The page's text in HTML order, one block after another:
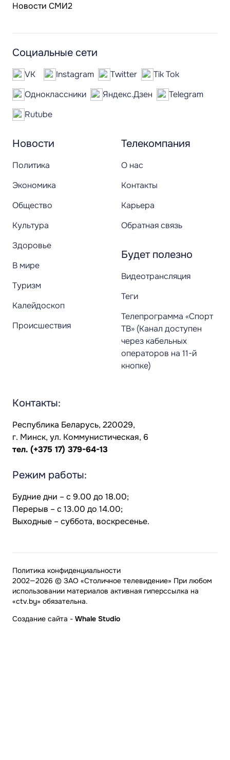
Новости СМИ2
Новости
Политика
Экономика
Общество
Культура
Здоровье
В мире
Туризм
Калейдоскоп
Происшествия
Телекомпания
О нас
Контакты
Карьера
Обратная связь
Будет полезно
Видеотрансляция
Теги
Телепрограмма «Спорт
ТВ» (Канал доступен
через кабельных
операторов на 11-й
кнопке)
Социальные сети
VK Instagram Twitter
Tik Tok
Одноклассники
Яндекс.Дзен
Telegram
Rutube
Контакты:
Республика Беларусь, 220029,
г. Минск, ул. Коммунистическая, 6
тел. (+375 17) 379-64-13
Режим работы:
Будние дни – с 9.00 до 18.00;
Перерыв – с 13.00 до 14.00;
Выходные – суббота, воскресенье.
2002—2026 © ЗАО «Столичное телевидение» При любом
использовании материалов активная гиперссылка на
«ctv.by» обязательна.
Политика конфиденциальности
Создание сайта - Whale Studio